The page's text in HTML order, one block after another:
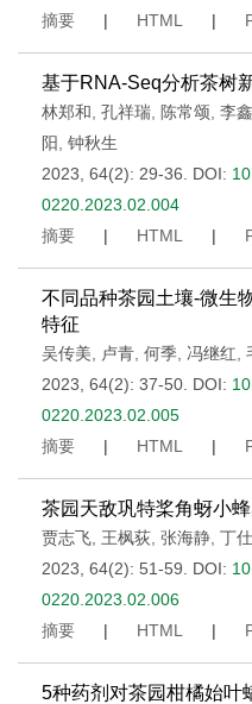
摘要
| HTML |
基于RNA-Seq分析茶树
林郑和 孔祥瑞 陈常颂 李
阳 钟秋生
2023, 64(2): 29-36.
DOI:
0220.2023.02.004
摘要
| HTML |
不同品种茶园土壤-微生
特征
吴传美 卢青 何季 冯继红
2023, 64(2): 37-50. DOI:
0220.2023.02.005
摘要
| HTML |
茶园天敌巩特桨角蚜小
贾志飞 王枫荻 张海静 丁
2023, 64(2): 51-59.
DOI:
0220.2023.02.006
摘要
| HTML |
5种药剂对茶园柑橘始叶